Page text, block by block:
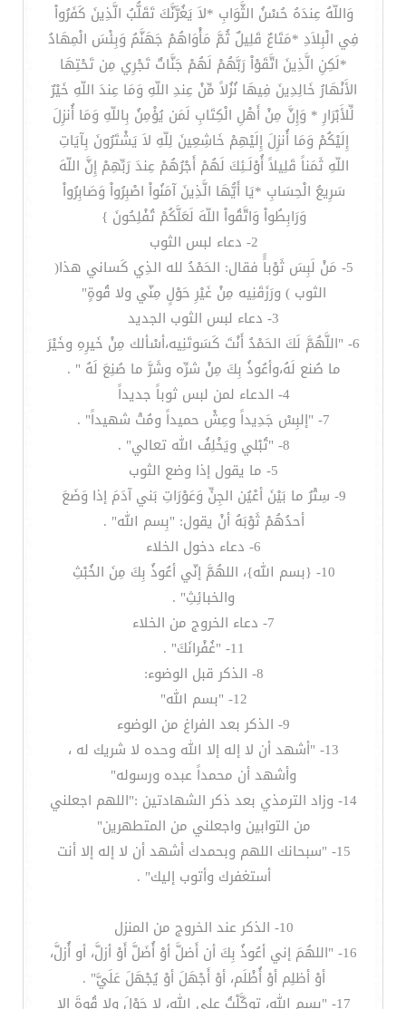
وَاللّهُ عِندَهُ حُسْنُ الثَّوَابِ *لاَ يَغُرَّنَّكَ تَقَلُّبُ الَّذِينَ كَفَرُواْ
فِي الْبِلاَدِ *مَتَاعٌ قَلِيلٌ ثُمَّ مَأْوَاهُمْ جَهَنَّمُ وَبِئْسَ الْمِهَادُ
*لَكِنِ الَّذِينَ اتَّقَوْاْ رَبَّهُمْ لَهُمْ جَنَّاتٌ تَجْرِي مِن تَحْتِهَا
الأَنْهَارُ خَالِدِينَ فِيهَا نُزُلاً مِّنْ عِندِ اللّهِ وَمَا عِندَ اللّهِ خَيْرٌ
لِّلأَبْرَارِ * وَإِنَّ مِنْ أَهْلِ الْكِتَابِ لَمَن يُؤْمِنُ بِاللّهِ وَمَا أُنزِلَ
إِلَيْكُمْ وَمَا أُنزِلَ إِلَيْهِمْ خَاشِعِينَ لِلّهِ لاَ يَشْتَرُونَ بِآيَاتِ
اللّهِ ثَمَناً قَلِيلاً أُوْلَـئِكَ لَهُمْ أَجْرُهُمْ عِندَ رَبِّهِمْ إِنَّ اللّهَ
سَرِيعُ الْحِسَابِ *يَا أَيُّهَا الَّذِينَ آمَنُواْ اصْبِرُواْ وَصَابِرُواْ
وَرَابِطُواْ وَاتَّقُواْ اللّهَ لَعَلَّكُمْ تُفْلِحُونَ }
2- دعاء لبس الثوب
5- مَنْ لَبِسَ ثَوْباًً فقال: الحَمْدُ لله الذِي كَساني هذا(
الثوب ) ورَزَقَنِيه مِنْ غَيْرِ حَوْلٍ مِنّي ولا قُوةٍ"
3- دعاء لبس الثوب الجديد
6- "اللَّهُمَّ لَكَ الحَمْدُ أَنْتَ كَسَوتَنِيه،أسْألك مِنْ خَيرِهِ وخَيْرَ
ما صُنع لَهُ،وأعُوذُ بِكَ مِنْ شرِّه وشَرَّ ما صُنِعَ لَهُ " .
4- الدعاء لمن لبس ثوباً جديداً
7- "إلبِسْ جَدِيداً وعِشْ حميداً ومُتْ شهيداً" .
8- "تُبْلي ويَخْلِفُ الله تعالي" .
5- ما يقول إذا وضع الثوب
9- سِتْرُ ما بَيْنَ أعْيُن الجِنِّ وَعَوْرَاتِ بَني آدَمَ إذا وَضَعَ
أحدُهُمْ ثَوْبَهُ أنْ يقول: "بِسم الله" .
6- دعاء دخول الخلاء
10- {بسم الله}، اللهُمَّ إنّي أعُوذُ بِكَ مِنَ الخُبْثِ
والخبائِثِ" .
7- دعاء الخروج من الخلاء
11- "غُفْرانَكَ" .
8- الذكر قبل الوضوء:
12- "بسم الله"
9- الذكر بعد الفراغ من الوضوء
13- "أشهد أن لا إله إلا الله وحده لا شريك له ،
وأشهد أن محمداً عبده ورسوله"
14- وزاد الترمذي بعد ذكر الشهادتين :"اللهم اجعلني
من التوابين واجعلني من المتطهرين"
15- "سبحانك اللهم وبحمدك أشهد أن لا إله إلا أنت
أستغفرك وأتوب إليك" .
10- الذكر عند الخروج من المنزل
16- "اللهُمَ إني أعُوذُ بِكَ أن أَضلَّ أوْ أُضَلَّ أَوْ أزلَّ، أو أُزلَّ،
أوْ أظلِم أوْ أُظْلَم، أوْ أَجْهَلَ أوْ يُجْهَلَ عَلَيَّ" .
17- "بسم الله، توكَّلْتُ على الله، لا حَوْلَ ولا قُوةَ إلا